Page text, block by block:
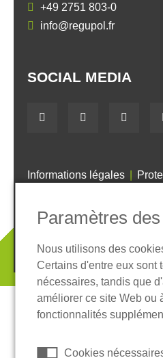
+49 2751 803-0
info@regupol.fr
SOCIAL MEDIA
Informations légales
Système de whistleblowing
© 2026 REGUPOL
Paramètres
Nous utilisons des
Certains d'entre eux sont
nécessaires, tandis que
améliorer ce site Web ou
fonctionnalités
Cookies